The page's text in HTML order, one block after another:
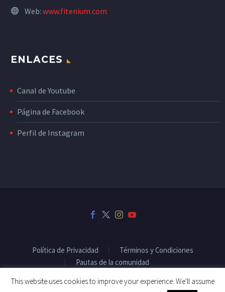
Web: www.fitenium.com
ENLACES
Canal de Youtube
Página de Facebook
Perfil de Instagram
Política de Privacidad
Términos y Condiciones
Pautas de la comunidad
This website uses cookies to improve your experience. We'll assume